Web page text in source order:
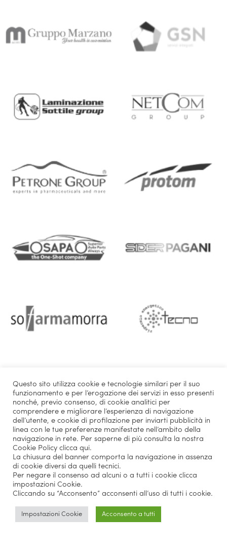
Diventa partner
Questo sito utilizza cookie e tecnologie similari per il suo
funzionamento e per l’erogazione dei servizi in esso presenti
nonché, previo consenso, di cookie analitici per
comprendere e migliorare l’esperienza di navigazione
dell’utente, e cookie di profilazione per inviarti pubblicità in
linea con le tue preferenze manifestate nell’ambito della
navigazione in rete. Per saperne di più consulta la nostra
Cookie Policy clicca qui.
La chiusura del banner comporta la navigazione in assenza
di cookie diversi da quelli tecnici.
Per negare il consenso ad alcuni o a tutti i cookie clicca
impostazioni Cookie.
Cliccando su “Acconsento” acconsenti all’uso di tutti i cookie.
Impostazioni Cookie Acconsento a tutti